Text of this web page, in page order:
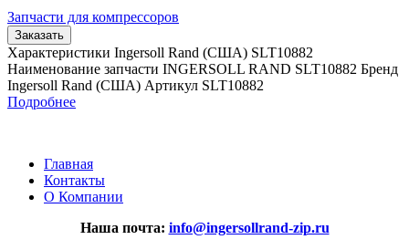
Запчасти для компрессоров
Заказать
Характеристики Ingersoll Rand (США) SLT10882
Наименование запчасти INGERSOLL RAND SLT10882 Бренд
Ingersoll Rand (США) Артикул SLT10882
Подробнее
Главная
Контакты
О Компании
Наша почта: info@ingersollrand-zip.ru